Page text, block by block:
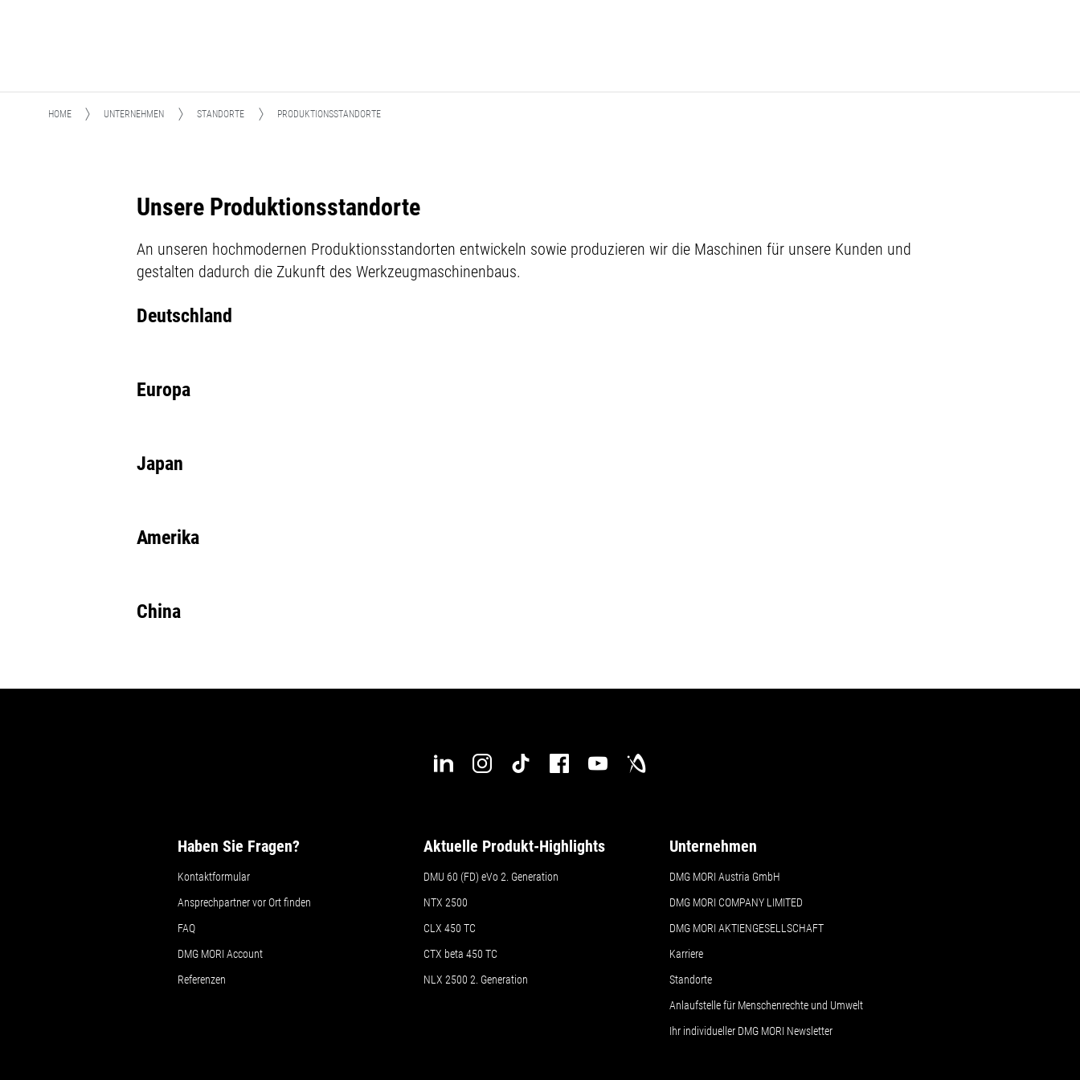
HOME UNTERNEHMEN STANDORTE PRODUKTIONSSTANDORTE
Unsere Produktionsstandorte
An unseren hochmodernen Produktionsstandorten entwickeln sowie produzieren wir die Maschinen für unsere Kunden und
gestalten dadurch die Zukunft des Werkzeugmaschinenbaus.
Deutschland
Europa
Japan
Amerika
China
Haben Sie Fragen?
Kontaktformular
Ansprechpartner vor Ort finden
FAQ
DMG MORI Account
Referenzen
Aktuelle Produkt-Highlights
DMU 60 (FD) eVo 2. Generation
NTX 2500
CLX 450 TC
CTX beta 450 TC
NLX 2500 2. Generation
Unternehmen
DMG MORI Austria GmbH
DMG MORI COMPANY LIMITED
DMG MORI AKTIENGESELLSCHAFT
Karriere
Standorte
Anlaufstelle für Menschenrechte und Umwelt
Ihr individueller DMG MORI Newsletter